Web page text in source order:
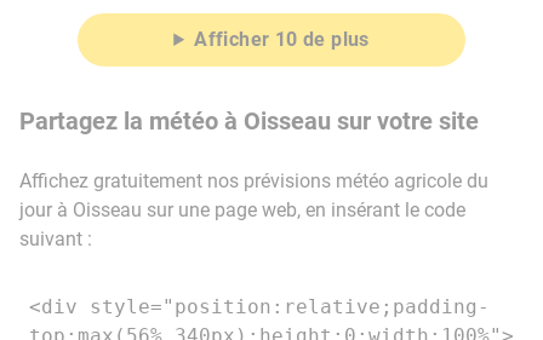
Afficher 10 de plus
Partagez la météo à Oisseau sur votre site
Affichez gratuitement nos prévisions météo agricole du
jour à Oisseau sur une page web, en insérant le code
suivant :